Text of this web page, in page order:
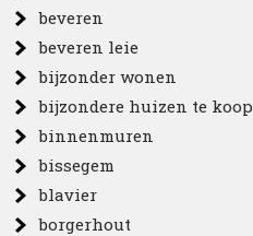
beveren
beveren leie
bijzonder wonen
bijzondere huizen te koop
binnenmuren
bissegem
blavier
borgerhout